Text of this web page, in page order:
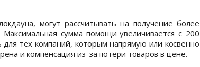
могут рассчитывать на получение более
сумма помощи увеличивается с 200
тех компаний, которым напрямую или косвенно
и компенсация из-за потери товаров в цене.